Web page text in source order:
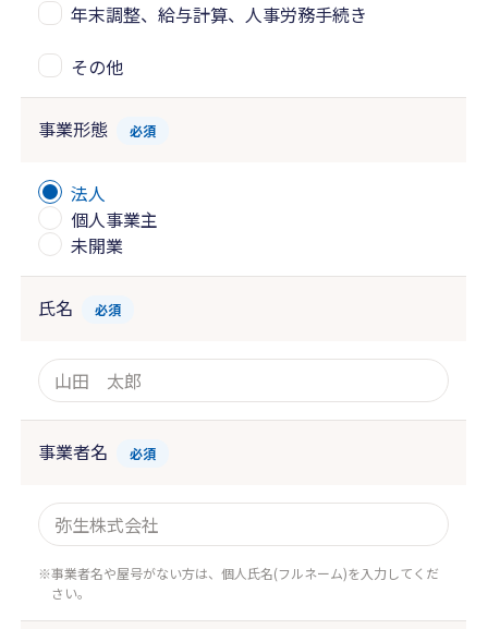
年末調整、給与計算、人事労務手続き
その他
事業形態 必須
法人
個人事業主
未開業
氏名 必須
事業者名 必須
事業者名や屋号がない方は、個人氏名(フルネーム)を入力してくだ
さい。